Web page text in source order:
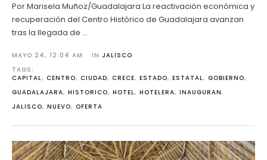
Por Marisela Muñoz/Guadalajara La reactivación económica y
recuperación del Centro Histórico de Guadalajara avanzan
tras la llegada de …
MAYO 24, 12:04 AM IN JALISCO
TAGS:
CAPITAL, CENTRO, CIUDAD, CRECE, ESTADO, ESTATAL, GOBIERNO,
GUADALAJARA, HISTORICO, HOTEL, HOTELERA, INAUGURAN,
JALISCO, NUEVO, OFERTA